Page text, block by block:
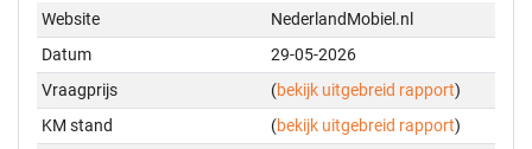
Website
NederlandMobiel.nl
Datum
29-05-2026
Vraagprijs
(bekijk uitgebreid rapport)
KM stand
(bekijk uitgebreid rapport)